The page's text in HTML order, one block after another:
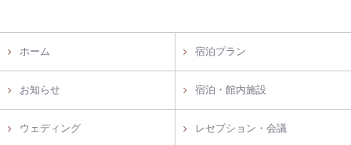
ホーム 宿泊プラン
お知らせ 宿泊・館内施設
ウェディング レセプション・会議